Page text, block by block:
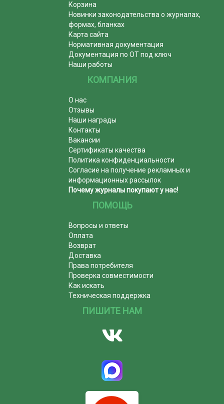
Корзина
Новинки законодательства о журналах,
формах, бланках
Карта сайта
Нормативная документация
Документация по ОТ под ключ
Наши работы
КОМПАНИЯ
О нас
Отзывы
Наши награды
Контакты
Вакансии
Сертификаты качества
Политика конфиденциальности
Согласие на получение рекламных и
информационных рассылок
Почему журналы покупают у нас!
ПОМОЩЬ
Вопросы и ответы
Оплата
Возврат
Доставка
Права потребителя
Проверка совместимости
Как искать
Техническая поддержка
ПИШИТЕ НАМ